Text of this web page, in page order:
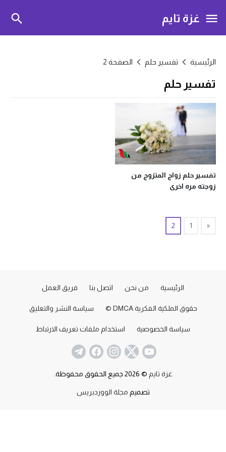
غزة تايم
الرئيسية تفسير حلم الصفحة 2
تفسير حلم
تفسير حلم زواج المتزوج من
زوجته مره اخرى
«
1
2
الرئيسية من نحن اتصل بنا فريق العمل
حقوق الملكية الفكرية DMCA © سياسة النشر والتعليق
سياسة الخصوصية استخدام ملفات تعريف الارتباط
غزة تايم © 2026 جميع الحقوق محفوظة.
تصميم مجلة الووردبريس